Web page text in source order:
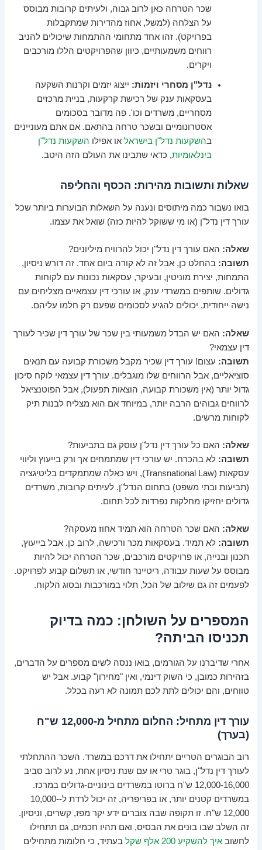
שכר הטרחה כאן לרוב גבוה, ולעיתים קרובות מבוסס
על הצלחה (למשל, אחוז מהדירות שמתקבלות
בפרויקט). זהו אחד מתחומי ההתמחות שיכולים להניב
רווחים משמעותיים, כיוון שהפרויקטים הללו מורכבים
ויקרים.
נדל"ן מסחרי ויזמות: ייצוג יזמים וקרנות השקעה
בעסקאות ענק של רכישת קרקעות, בניית מרכזים
מסחריים, משרדים וכו'. פה מדובר בסכומים
אסטרונומיים ובשכר טרחה בהתאם. אם אתם מעוניינים
בהשקעות נדל"ן בישראל או אפילו השקעות נדל"ן
בינלאומיות, כדאי שתבינו את העולם הזה היטב.
שאלות ותשובות מהירות: הכסף והחליפה
בואו נשבור כמה מיתוסים ונענה על השאלות הבוערות ביותר שכל
עורך דין נדל"ן (או מי ששוקל להיות כזה) שואל את עצמו.
שאלה: האם עורך דין נדל"ן יכול להרוויח מיליונים?
תשובה: בהחלט כן, אבל זה לא קורה ביום אחד. זה דורש ניסיון,
התמחות, יצירת מוניטין, ובעיקר, עסקאות נכונות עם לקוחות
גדולים. שותפים במשרדי ענק, או עורכי דין עצמאיים מצליחים עם
נישה ייחודית, יכולים להגיע לסכומים שפעם רק חלמו עליהם.
שאלה: האם יש הבדל משמעותי בין שכר של עורך דין שכיר לעורך
דין עצמאי?
תשובה: עצום! עורך דין שכיר מקבל משכורת קבועה עם תנאים
סוציאליים, אבל הרווחים שלו מוגבלים. עורך דין עצמאי לוקח סיכון
גדול יותר (אין משכורת קבועה, הוצאות תפעול), אבל הפוטנציאל
לרווחים גבוהים הרבה יותר, במיוחד אם הוא מצליח לבנות תיק
לקוחות מרשים.
שאלה: האם כל עורך דין נדל"ן עוסק גם בתביעות?
תשובה: לא בהכרח. יש עורכי דין שמתמחים אך ורק בייעוץ וליווי
עסקאות (Transnational Law), ויש כאלה שמתמקדים בליטיגציה
(תביעות ובתי משפט) בתחום הנדל"ן. לעיתים קרובות, משרדים
גדולים יחזיקו מחלקות נפרדות לכל תחום.
שאלה: האם שכר הטרחה הוא תמיד אחוז מעסקה?
תשובה: לא תמיד. בעסקאות מכר ורכישה, לרוב כן. אבל בייעוץ,
תכנון ובנייה, או פרויקטים מורכבים, שכר הטרחה יכול להיות
מבוסס על שעות עבודה, ריטיינר חודשי, או תשלום קבוע לפרויקט.
לפעמים זה גם שילוב של הכל, תלוי במורכבות ובסוג הלקוח.
המספרים על השולחן: כמה בדיוק
תכניסו הביתה?
אחרי שדיברנו על הגורמים, בואו ננסה לשים מספרים על הדברים,
בזהירות כמובן, כי השוק דינמי, ואין "מחירון" קבוע. אבל יש
טווחים, והם יכולים לתת לכם תמונה לא רעה בכלל.
עורך דין מתחיל: החלום מתחיל מ-12,000 ש"ח
(בערך)
רוב הבוגרים הטריים יתחילו את דרכם במשרד. השכר ההתחלתי
לעורך דין נדל"ן, בוגר טרי או עם שנת ניסיון אחת, נע לרוב סביב
12,000-16,000 ש"ח ברוטו במשרדים בינוניים-גדולים במרכז.
במשרדים קטנים יותר, או בפריפריה, זה יכול לרדת ל-10,000-
12,000 ש"ח. זו תקופה שבה צוברים ידע יקר מפז, קשרים, וניסיון.
זה השלב שבו בונים את הבסיס, ואם תהיו חכמים, גם תתחילו
לחשובאיך להשקיע 200 אלף שקל
בעתיד, כי חלומות מתחילים